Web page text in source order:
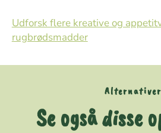
Udforsk flere kreative og
rugbrødsmadder
Alternativer
Se også disse